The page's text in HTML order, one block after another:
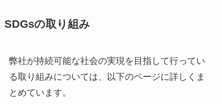
SDGsの取り組み
弊社が持続可能な社会の実現を目指して行ってい
る取り組みについては、以下のページに詳しくま
とめています。